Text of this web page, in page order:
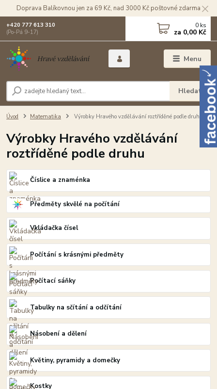
Doprava Balíkovnou jen za 69 Kč, nad 3000 Kč poštovné zdarma
Menu
Hledat
+420 777 613 310
(Po-Pá 9-17)
0 ks
za 0,00 Kč
Úvod Matematika Výrobky Hravého vzdělávání roztříděné podle druhu
Výrobky Hravého vzdělávání
roztříděné podle druhu
Číslice a znaménka
Předměty skvělé na počítání
Vkládačka čísel
Počítání s krásnými předměty
Počítací sáňky
Tabulky na sčítání a odčítání
Násobení a dělení
Květiny, pyramidy a domečky
Kostky